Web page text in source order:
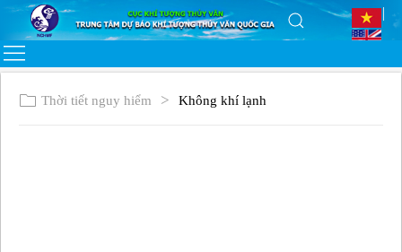
Thời tiết nguy hiểm Không khí lạnh